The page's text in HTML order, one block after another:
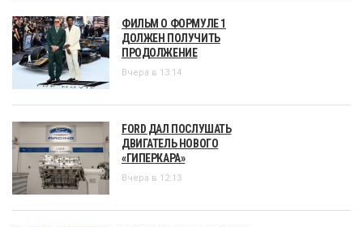
ФИЛЬМ О ФОРМУЛЕ 1
ДОЛЖЕН ПОЛУЧИТЬ
ПРОДОЛЖЕНИЕ
Вчера в 13:14
FORD ДАЛ ПОСЛУШАТЬ
ДВИГАТЕЛЬ НОВОГО
«ГИПЕРКАРА»
Вчера в 12:13